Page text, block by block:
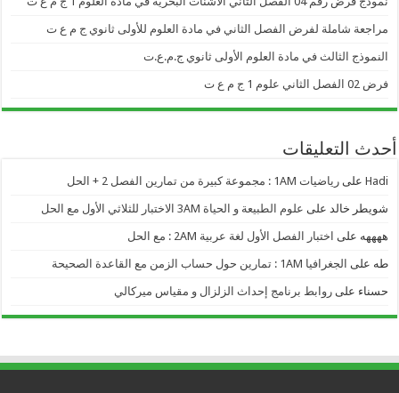
مراجعة شاملة لفرض الفصل الثاني في مادة العلوم للأولى ثانوي ج م ع ت
النموذج الثالث في مادة العلوم الأولى ثانوي ج.م.ع.ت
فرض 02 الفصل الثاني علوم 1 ج م ع ت
أحدث التعليقات
Hadi علىرياضيات 1AM : مجموعة كبيرة من تمارين الفصل 2 + الحل
شويطر خالد على علوم الطبيعة و الحياة 3AM الاختبار للثلاثي الأول مع الحل
ههههه على اختبار الفصل الأول لغة عربية 2AM : مع الحل
طه على الجغرافيا 1AM : تمارين حول حساب الزمن مع القاعدة الصحيحة
حسناء علىروابط برنامج إحداث الزلزال و مقياس ميركالي